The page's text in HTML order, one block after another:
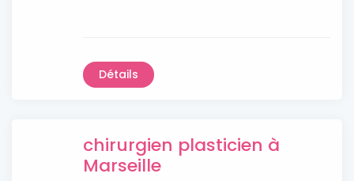
Détails
chirurgien plasticien à
Marseille